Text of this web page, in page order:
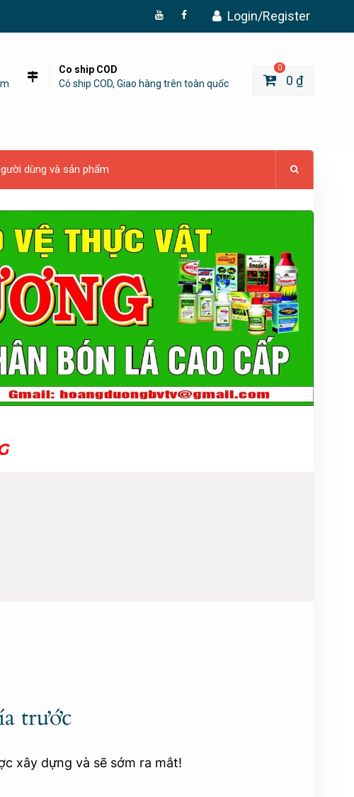
Login/Register
Co ship COD
Có ship COD, Giao hàng trên toàn quốc
0
0 ₫
dùng và sản phẩm
trước
xây dựng và sẽ sớm ra mắt!